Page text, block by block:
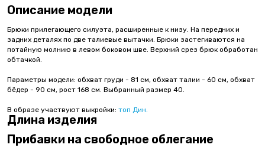
Описание модели
Брюки прилегающего силуэта, расширенные к низу. На передних и
задних деталях по две талиевые вытачки. Брюки застегиваются на
потайную молнию в левом боковом шве. Верхний срез брюк обработан
обтачкой.
Параметры модели: обхват груди - 81 см, обхват талии - 60 см, обхват
бёдер - 90 см, рост 168 см. Выбранный размер 40.
В образе участвуют выкройки: топ Дин.
Длина изделия
Прибавки на свободное облегание